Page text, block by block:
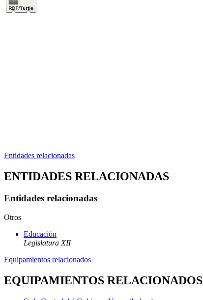
Entidades relacionadas
ENTIDADES RELACIONADAS
Entidades relacionadas
Otros
Educación
Legislatura XII
Equipamientos relacionados
EQUIPAMIENTOS RELACIONADOS